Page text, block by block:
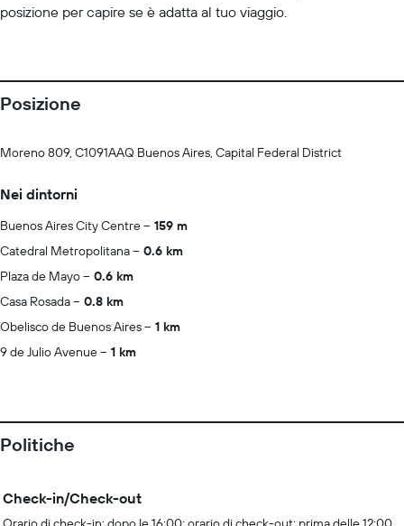
posizione per capire se è adatta al tuo viaggio.
Posizione
Moreno 809, C1091AAQ Buenos Aires, Capital Federal District
Nei dintorni
Buenos Aires City Centre
159 m
Catedral Metropolitana
0.6 km
Plaza de Mayo
0.6 km
Casa Rosada
0.8 km
Obelisco de Buenos Aires
1 km
9 de Julio Avenue
1 km
Politiche
Check-in/Check-out